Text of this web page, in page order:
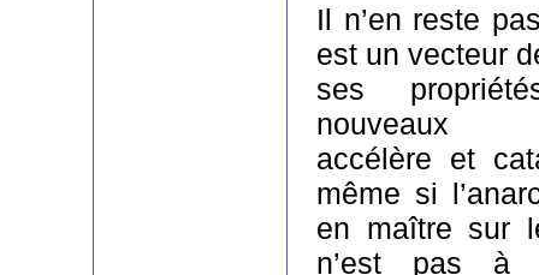
Il n’en reste
est un vecteur
ses
nouveaux
accélère et
même si
en maître sur
n’est pas à